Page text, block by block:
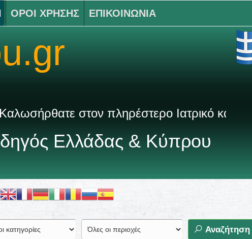
ΟΡΟΙ ΧΡΗΣΗΣ ΕΠΙΚΟΙΝΩΝΙΑ
Ελλάδας & Κύπρου
στον πληρέστερο Ιατρικό κατάλογο
Αναζήτηση